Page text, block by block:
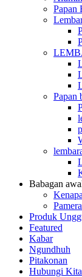
Papan
Papan
Babagan
Produk
Featured
Kabar
Ngundhuh
Pitakonan
Hubungi Kita